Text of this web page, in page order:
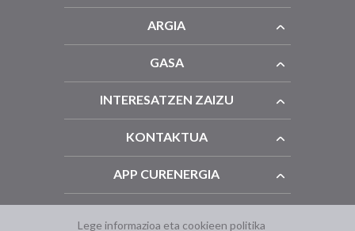
ARGIA
GASA
INTERESATZEN ZAIZU
KONTAKTUA
APP CURENERGIA
Lege informazioa eta cookieen politika